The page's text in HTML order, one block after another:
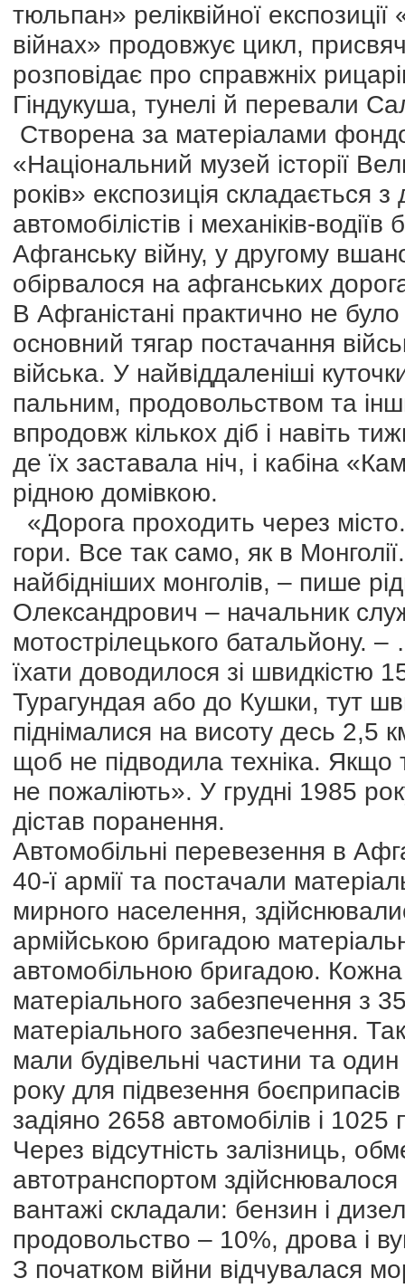
тюльпан» реліквійної
війнах» продовжує цикл,
розповідає про справжніх
Гіндукуша, тунелі й перевали
Cтворена за матеріалами
«Національний музей історії
років» експозиція складається
автомобілістів і механіків-
Афганську війну, у другому
обірвалося на афганських
В Афганістані практично не
основний тягар постачання
війська. У найвіддаленіші
пальним, продовольством та
впродовж кількох діб і навіть
де їх заставала ніч, і кабіна
рідною домівкою.
«Дорога проходить через
гори. Все так само, як в
найбідніших монголів, – пише
Олександрович – начальник
мотострілецького батальйону.
їхати доводилося зі швидкістю
Турагундая або до Кушки, тут
піднімалися на висоту десь 2,5
щоб не підводила техніка. Якщо
не пожаліють». У грудні 1985
дістав поранення.
Автомобільні перевезення в
40-ї армії та постачали
мирного населення,
армійською бригадою
автомобільною бригадою.
матеріального забезпечення з
матеріального забезпечення.
мали будівельні частини та
року для підвезення
задіяно 2658 автомобілів і 1025
Через відсутність залізниць,
автотранспортом
вантажі складали: бензин і
продовольство – 10%, дрова і
З початком війни відчувалася